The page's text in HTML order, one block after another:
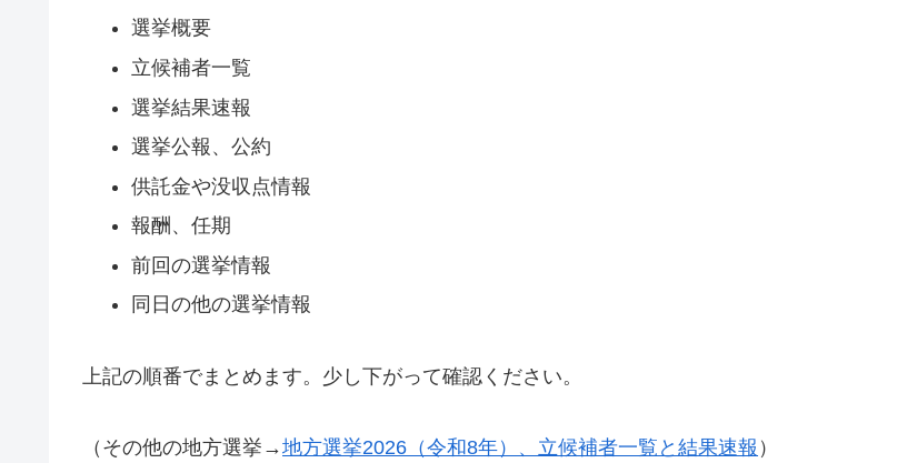
選挙概要
立候補者一覧
選挙結果速報
選挙公報、公約
供託金や没収点情報
報酬、任期
前回の選挙情報
同日の他の選挙情報
上記の順番でまとめます。少し下がって確認ください。
（その他の地方選挙→地方選挙2026（令和8年）、立候補者一覧と結果速報 ）